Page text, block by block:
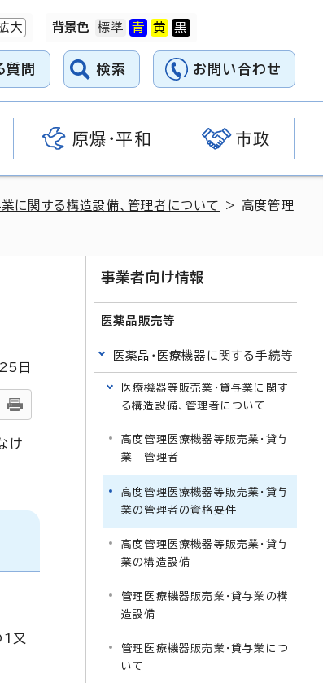
大 背景色
質問 検索 お問い合わせ
原爆・平和 市政
に関する構造設備、管理者について
> 高度管理
25 日
け
1又
事業者向け情報
医薬品販売等
医薬品・医療機器に関する手続等
医療機器等販売業・貸与業に関す
る構造設備、管理者について
高度管理医療機器等販売業・貸与
業 管理者
高度管理医療機器等販売業・貸与
業の管理者の資格要件
高度管理医療機器等販売業・貸与
業の構造設備
管理医療機器販売業・貸与業の構
造設備
管理医療機器販売業・貸与業につ
いて